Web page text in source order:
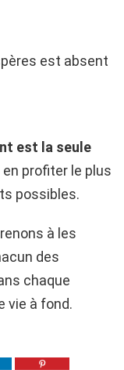
est absent
est la seule
profiter le plus
possibles.
à les
des
chaque
vie à fond.